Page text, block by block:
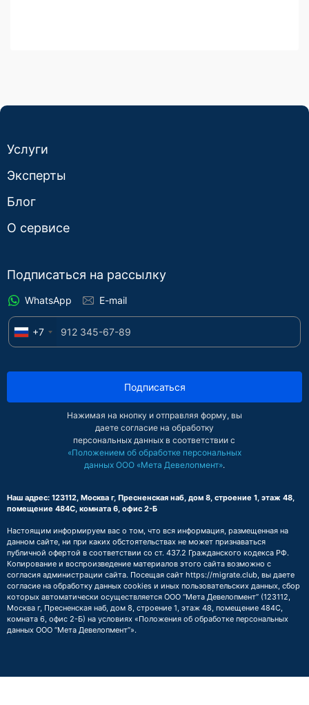
Услуги
Эксперты
Блог
О сервисе
Подписаться на рассылку
WhatsApp E-mail
+7
Подписаться
Нажимая на кнопку и отправляя форму, вы
даете согласие на обработку
персональных данных в соответствии с
«Положением об обработке персональных
данных ООО «Мета Девелопмент».
Наш адрес: 123112, Москва г, Пресненская наб, дом 8, строение 1, этаж 48,
помещение 484С, комната 6, офис 2-Б
Настоящим информируем вас о том, что вся информация, размещенная на
данном сайте, ни при каких обстоятельствах не может признаваться
публичной офертой в соответствии со ст. 437.2 Гражданского кодекса РФ.
Копирование и воспроизведение материалов этого сайта возможно с
согласия администрации сайта. Посещая сайт https://migrate.club, вы даете
согласие на обработку данных cookies и иных пользовательских данных, сбор
которых автоматически осуществляется ООО “Мета Девелопмент” (123112,
Москва г, Пресненская наб, дом 8, строение 1, этаж 48, помещение 484С,
комната 6, офис 2-Б) на условиях «Положения об обработке персональных
данных ООО “Мета Девелопмент”».